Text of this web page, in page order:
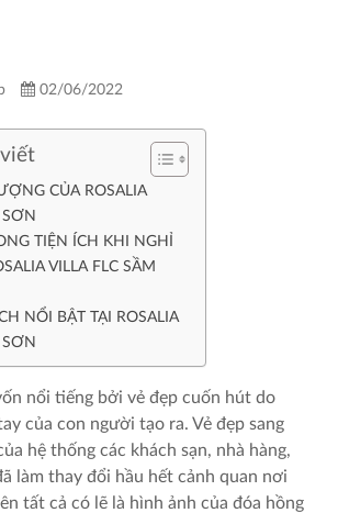
02/06/2022
CỦA ROSALIA
TIỆN ÍCH KHI NGHỈ
VILLA FLC SẦM
NỔI BẬT TẠI ROSALIA
nổi tiếng bởi vẻ đẹp cuốn hút do
của con người tạo ra. Vẻ đẹp sang
hệ thống các khách sạn, nhà hàng,
làm thay đổi hầu hết cảnh quan nơi
tất cả có lẽ là hình ảnh của đóa hồng